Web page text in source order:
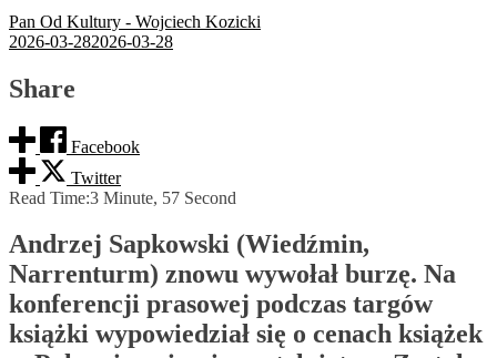
Pan Od Kultury - Wojciech Kozicki
2026-03-282026-03-28
Share
Facebook
Twitter
Read Time:3 Minute, 57 Second
Andrzej Sapkowski (Wiedźmin,
Narrenturm) znowu wywołał burzę. Na
konferencji prasowej podczas targów
książki wypowiedział się o cenach książek